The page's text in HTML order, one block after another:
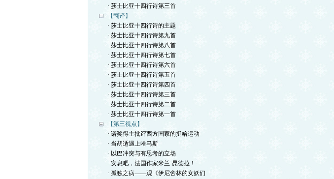
· 莎士比亚十四行诗第三首
【翻译】
· 莎士比亚十四行诗的主题
· 莎士比亚十四行诗第九首
· 莎士比亚十四行诗第八首
· 莎士比亚十四行诗第七首
· 莎士比亚十四行诗第六首
· 莎士比亚十四行诗第五首
· 莎士比亚十四行诗第四首
· 莎士比亚十四行诗第三首
· 莎士比亚十四行诗第二首
· 莎士比亚十四行诗第一首
【第三视点】
· 诺奖得主批评西方国家的挺哈运动
· 当胡适遇上哈马斯
· 以巴冲突与有思考的立场
· 安息吧，法国作家米兰·昆德拉！
· 孤独之病——观《伊尼舍林的女妖们